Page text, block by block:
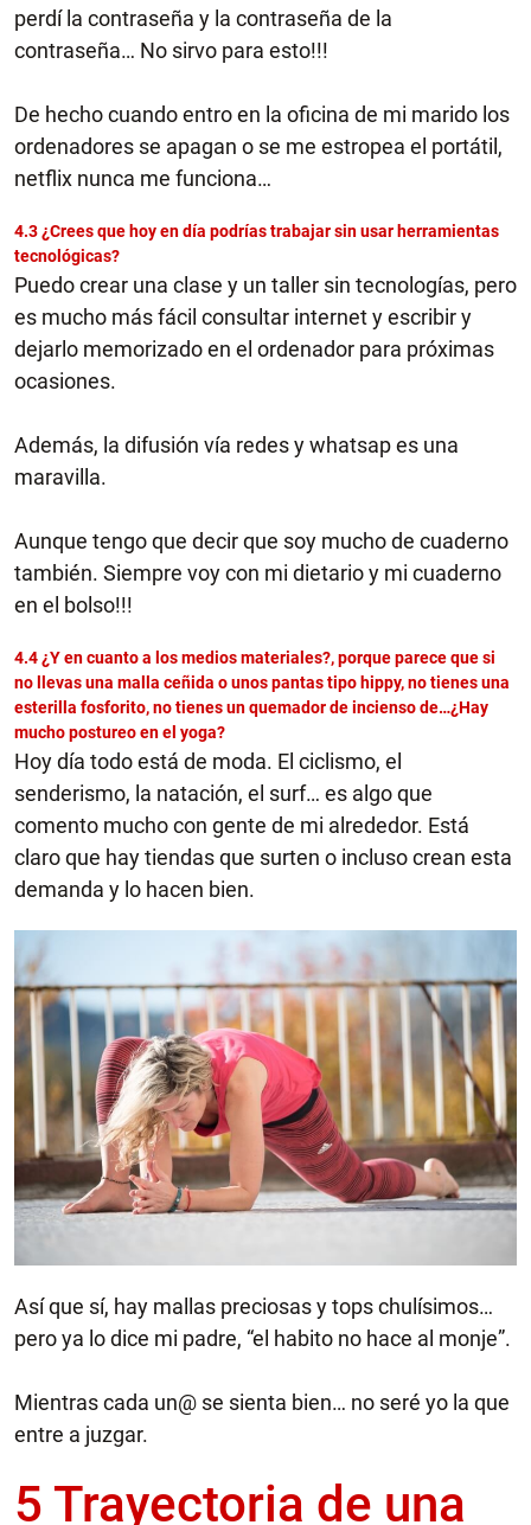
perdí la contraseña y la contraseña de la
contraseña… No sirvo para esto!!!
De hecho cuando entro en la oficina de mi marido los
ordenadores se apagan o se me estropea el portátil,
netflix nunca me funciona…
4.3 ¿Crees que hoy en día podrías trabajar sin usar herramientas
tecnológicas?
Puedo crear una clase y un taller sin tecnologías, pero
es mucho más fácil consultar internet y escribir y
dejarlo memorizado en el ordenador para próximas
ocasiones.
Además, la difusión vía redes y whatsap es una
maravilla.
Aunque tengo que decir que soy mucho de cuaderno
también. Siempre voy con mi dietario y mi cuaderno
en el bolso!!!
4.4 ¿Y en cuanto a los medios materiales?, porque parece que si
no llevas una malla ceñida o unos pantas tipo hippy, no tienes una
esterilla fosforito, no tienes un quemador de incienso de…¿Hay
mucho postureo en el yoga?
Hoy día todo está de moda. El ciclismo, el
senderismo, la natación, el surf… es algo que
comento mucho con gente de mi alrededor. Está
claro que hay tiendas que surten o incluso crean esta
demanda y lo hacen bien.
Así que sí, hay mallas preciosas y tops chulísimos…
pero ya lo dice mi padre, “el habito no hace al monje”.
Mientras cada un@ se sienta bien… no seré yo la que
entre a juzgar.
5 Trayectoria de una